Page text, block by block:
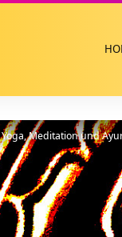
Yoga, Meditation und